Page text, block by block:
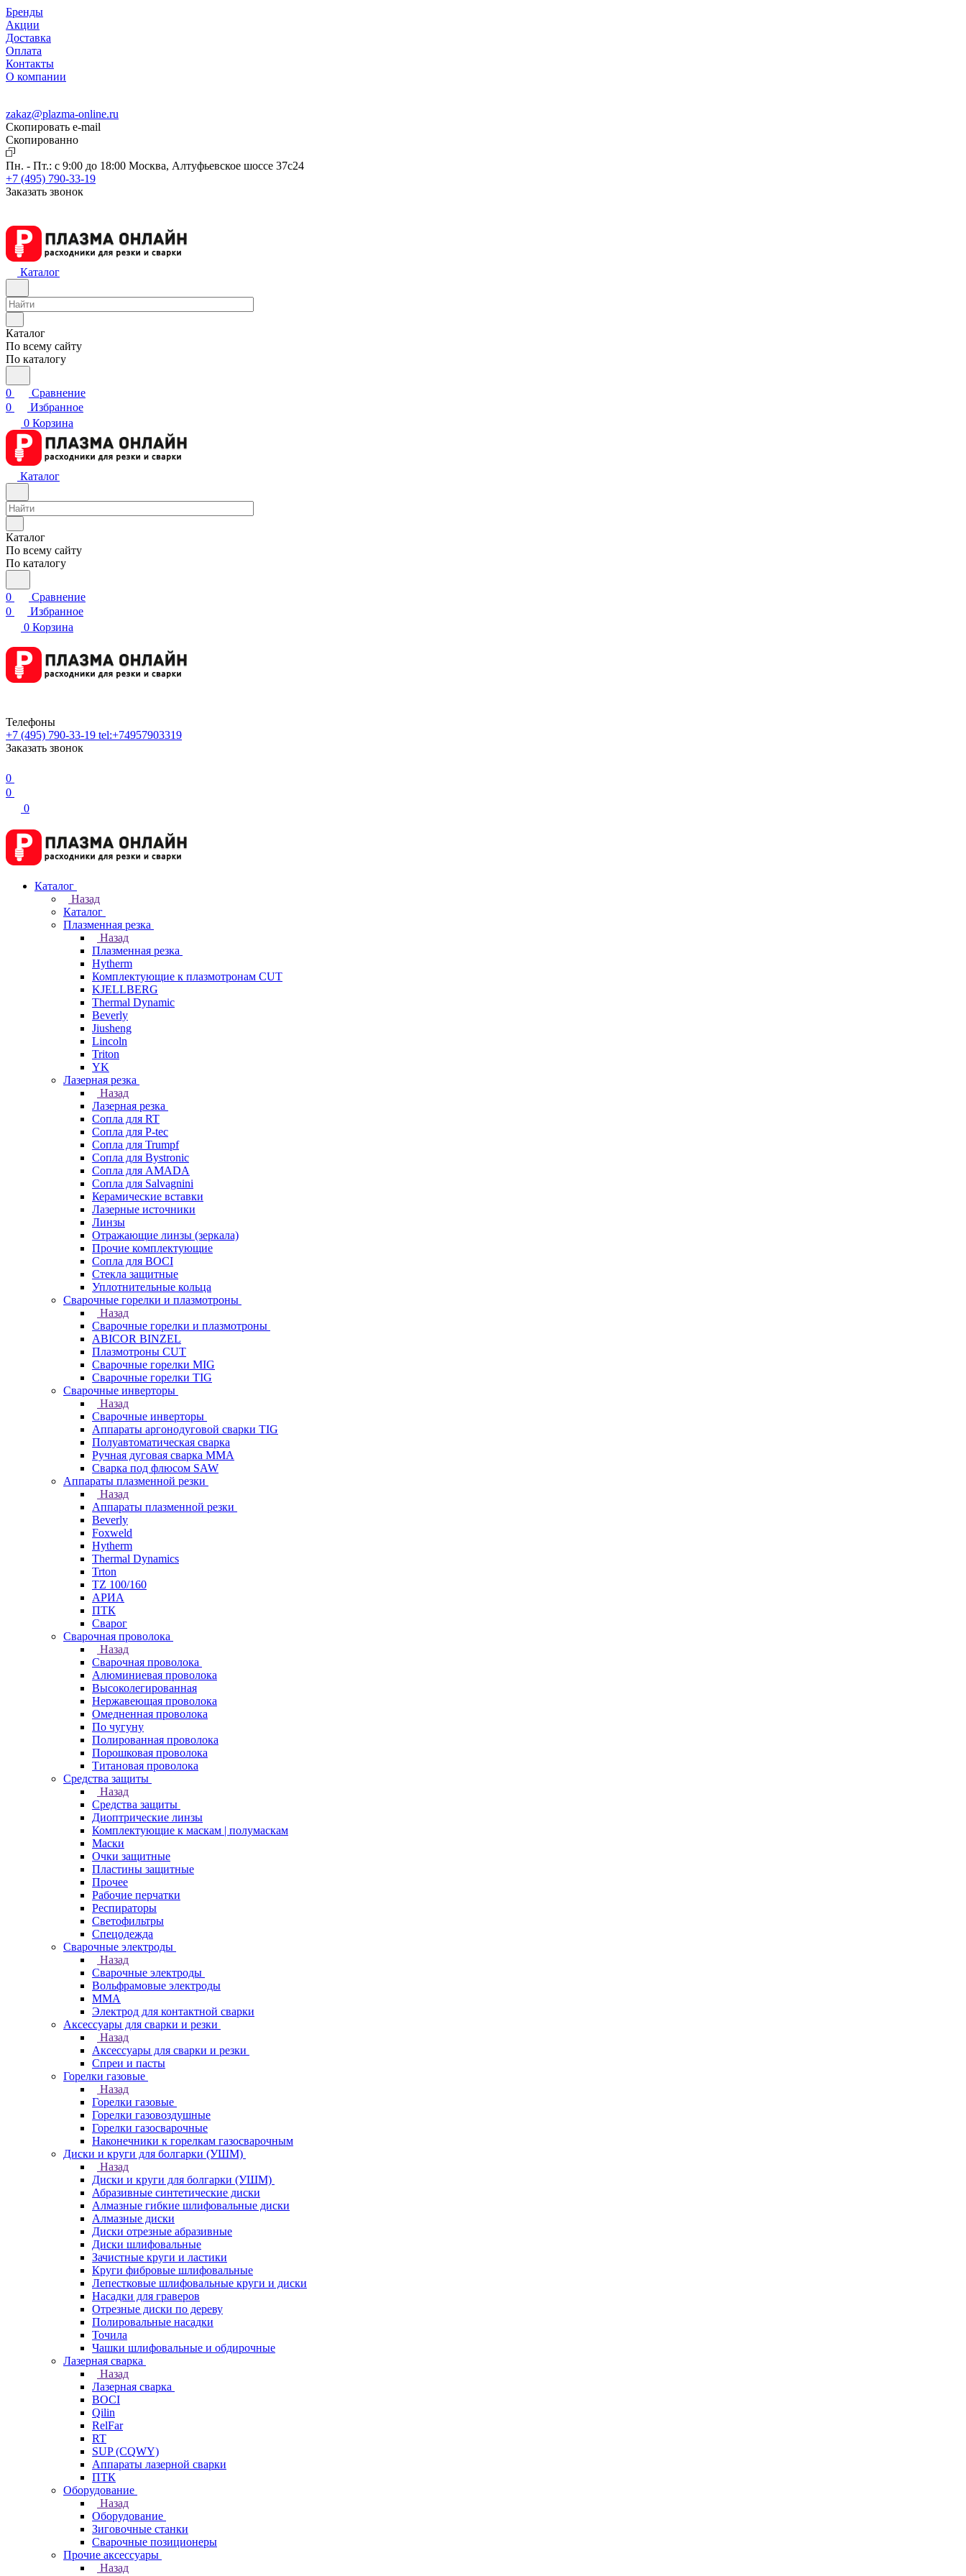
Бренды
Акции
Доставка
Оплата
Контакты
О компании
zakaz@plazma-online.ru
Скопировать e-mail
Cкопированно
Пн. - Пт.: с 9:00 до 18:00 Москва, Алтуфьевское шоссе 37с24
+7 (495) 790-33-19
Заказать звонок
Каталог
Каталог
По всему сайту
По каталогу
0
Сравнение
0
Избранное
0 Корзина
Каталог
Каталог
По всему сайту
По каталогу
0
Сравнение
0
Избранное
0 Корзина
Телефоны
+7 (495) 790-33-19 tel:+74957903319
Заказать звонок
0
0
0
Каталог
Назад
Каталог
Плазменная резка
Назад
Плазменная резка
Hytherm
Комплектующие к плазмотронам CUT
KJELLBERG
Thermal Dynamic
Beverly
Jiusheng
Lincoln
Triton
YK
Лазерная резка
Назад
Лазерная резка
Сопла для RT
Сопла для P-tec
Сопла для Trumpf
Сопла для Bystronic
Сопла для AMADA
Сопла для Salvagnini
Керамические вставки
Лазерные источники
Линзы
Отражающие линзы (зеркала)
Прочие комплектующие
Сопла для BOCI
Стекла защитные
Уплотнительные кольца
Сварочные горелки и плазмотроны
Назад
Сварочные горелки и плазмотроны
ABICOR BINZEL
Плазмотроны CUT
Сварочные горелки MIG
Сварочные горелки TIG
Сварочные инверторы
Назад
Сварочные инверторы
Аппараты аргонодуговой сварки TIG
Полуавтоматическая сварка
Ручная дуговая сварка MMA
Сварка под флюсом SAW
Аппараты плазменной резки
Назад
Аппараты плазменной резки
Beverly
Foxweld
Hytherm
Thermal Dynamics
Trton
TZ 100/160
АРИА
ПТК
Сварог
Сварочная проволока
Назад
Сварочная проволока
Алюминиевая проволока
Высоколегированная
Нержавеющая проволока
Омедненная проволока
По чугуну
Полированная проволока
Порошковая проволока
Титановая проволока
Средства защиты
Назад
Средства защиты
Диоптрические линзы
Комплектующие к маскам | полумаскам
Маски
Очки защитные
Пластины защитные
Прочее
Рабочие перчатки
Респираторы
Светофильтры
Спецодежда
Сварочные электроды
Назад
Сварочные электроды
Вольфрамовые электроды
ММА
Электрод для контактной сварки
Аксессуары для сварки и резки
Назад
Аксессуары для сварки и резки
Спреи и пасты
Горелки газовые
Назад
Горелки газовые
Горелки газовоздушные
Горелки газосварочные
Наконечники к горелкам газосварочным
Диски и круги для болгарки (УШМ)
Назад
Диски и круги для болгарки (УШМ)
Абразивные синтетические диски
Алмазные гибкие шлифовальные диски
Алмазные диски
Диски отрезные абразивные
Диски шлифовальные
Зачистные круги и ластики
Круги фибровые шлифовальные
Лепестковые шлифовальные круги и диски
Насадки для граверов
Отрезные диски по дереву
Полировальные насадки
Точила
Чашки шлифовальные и обдирочные
Лазерная сварка
Назад
Лазерная сварка
BOCI
Qilin
RelFar
RT
SUP (CQWY)
Аппараты лазерной сварки
ПТК
Оборудование
Назад
Оборудование
Зиговочные станки
Сварочные позиционеры
Прочие аксессуары
Назад